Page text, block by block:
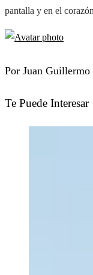
pantalla y en el
Por Juan Guillermo
Te Puede Interesar